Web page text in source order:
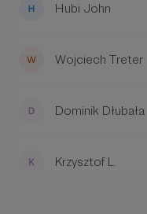
Hubi John
Wojciech Treter
Dominik Dłubała
Krzysztof L.